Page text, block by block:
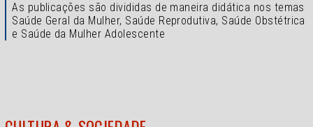
As publicações são divididas de maneira didática nos temas
Saúde Geral da Mulher, Saúde Reprodutiva, Saúde Obstétrica
e Saúde da Mulher Adolescente